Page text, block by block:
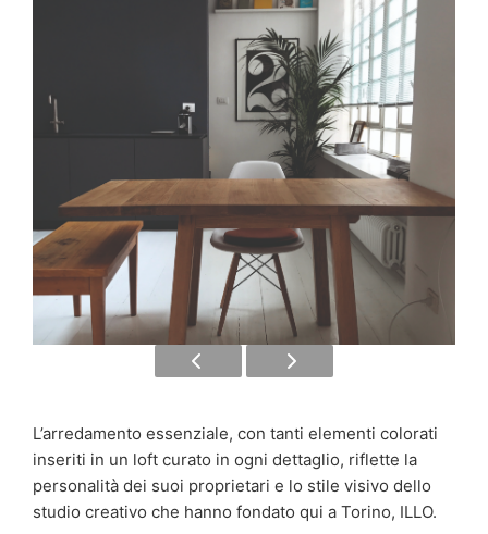
L’arredamento essenziale, con tanti elementi colorati
inseriti in un loft curato in ogni dettaglio, riflette la
personalità dei suoi proprietari e lo stile visivo dello
studio creativo che hanno fondato qui a Torino, ILLO.